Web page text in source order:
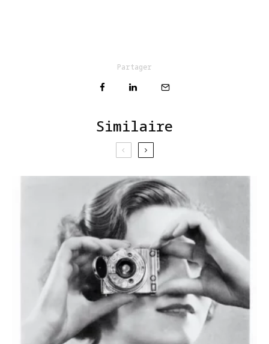
Partager
Similaire